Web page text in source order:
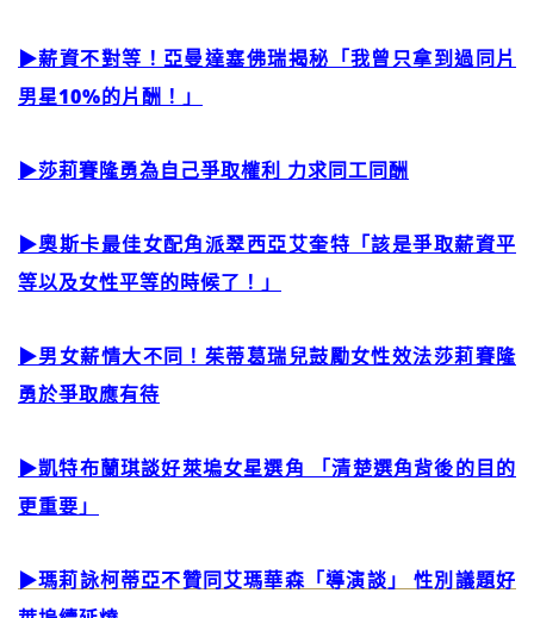
▶薪資不對等！亞曼達塞佛瑞揭秘「我曾只拿到過同片
男星10%的片酬！」
▶莎莉賽隆勇為自己爭取權利 力求同工同酬
▶奧斯卡最佳女配角派翠西亞艾奎特「該是爭取薪資平
等以及女性平等的時候了！」
▶男女薪情大不同！茱蒂葛瑞兒鼓勵女性效法莎莉賽隆
勇於爭取應有待
▶凱特布蘭琪談好萊塢女星選角 「清楚選角背後的目的
更重要」
▶瑪莉詠柯蒂亞不贊同艾瑪華森「導演談」 性別議題好